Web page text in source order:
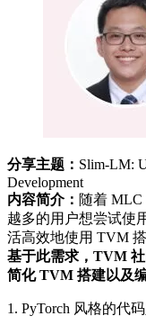
分享主题： Slim-LM:
Development
内容简介： 随着
越多的用户想尝试使
活高效地使用 TVM
基于此需求，TVM
简化 TVM 搭建以及
1. PyTorch 风格的代